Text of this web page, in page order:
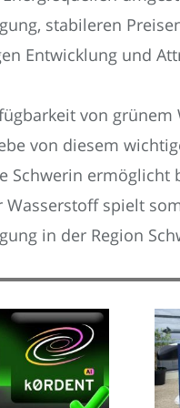
stabileren
Entwicklung und
von
von diesem
Schwerin ermöglicht
Wasserstoff spielt
in der Region